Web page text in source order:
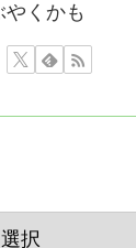
やくかも